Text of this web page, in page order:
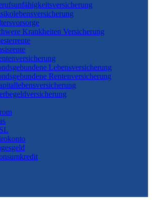
Krankheiten Versicherung
Lebensversicherung
Rentenversicherung